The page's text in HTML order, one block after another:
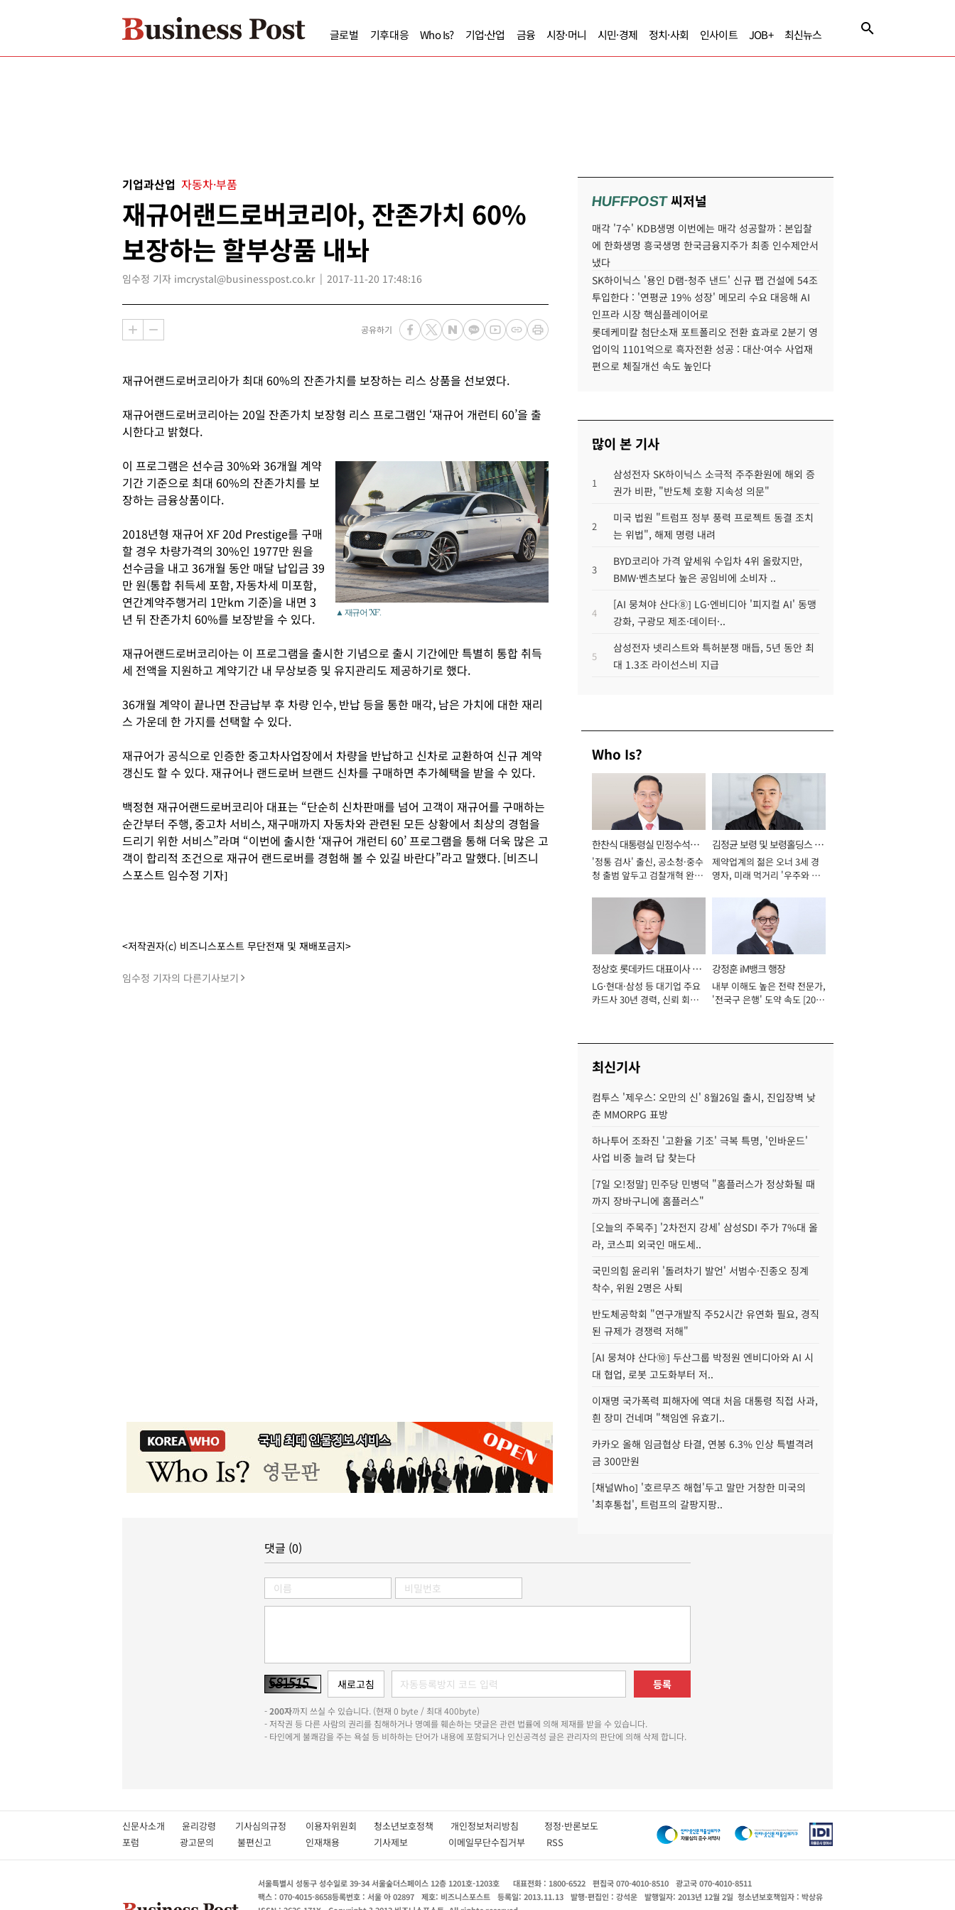
글로벌 기후대응 Who Is? 기업·산업 금융 시장·머니 시민·경제 정치·사회 인사이트 JOB+ 최신뉴스
기업과산업 자동차·부품
재규어랜드로버코리아, 잔존가치 60%
보장하는 할부상품 내놔
임수정 기자 imcrystal@businesspost.co.kr 2017-11-20 17:48:16
공유하기
재규어랜드로버코리아가 최대 60%의 잔존가치를 보장하는 리스 상품을 선보였다.
재규어랜드로버코리아는 20일 잔존가치 보장형 리스 프로그램인 ‘재규어 개런티 60’을 출
시한다고 밝혔다.
▲ 재규어 'XF'.
이 프로그램은 선수금 30%와 36개월 계약
기간 기준으로 최대 60%의 잔존가치를 보
장하는 금융상품이다.
2018년형 재규어 XF 20d Prestige를 구매
할 경우 차량가격의 30%인 1977만 원을
선수금을 내고 36개월 동안 매달 납입금 39
만 원(통합 취득세 포함, 자동차세 미포함,
연간계약주행거리 1만km 기준)을 내면 3
년 뒤 잔존가치 60%를 보장받을 수 있다.
재규어랜드로버코리아는 이 프로그램을 출시한 기념으로 출시 기간에만 특별히 통합 취득
세 전액을 지원하고 계약기간 내 무상보증 및 유지관리도 제공하기로 했다.
36개월 계약이 끝나면 잔금납부 후 차량 인수, 반납 등을 통한 매각, 남은 가치에 대한 재리
스 가운데 한 가지를 선택할 수 있다.
재규어가 공식으로 인증한 중고차사업장에서 차량을 반납하고 신차로 교환하여 신규 계약
갱신도 할 수 있다. 재규어나 랜드로버 브랜드 신차를 구매하면 추가혜택을 받을 수 있다.
백정현 재규어랜드로버코리아 대표는 “단순히 신차판매를 넘어 고객이 재규어를 구매하는
순간부터 주행, 중고차 서비스, 재구매까지 자동차와 관련된 모든 상황에서 최상의 경험을
드리기 위한 서비스”라며 “이번에 출시한 ‘재규어 개런티 60’ 프로그램을 통해 더욱 많은 고
객이 합리적 조건으로 재규어 랜드로버를 경험해 볼 수 있길 바란다”라고 말했다. [비즈니
스포스트 임수정 기자]
<저작권자(c) 비즈니스포스트 무단전재 및 재배포금지>
임수정 기자의 다른기사보기
HUFFPOST씨저널
매각 '7수' KDB생명 이번에는 매각 성공할까 : 본입찰
에 한화생명 흥국생명 한국금융지주가 최종 인수제안서
냈다
SK하이닉스 '용인 D램-청주 낸드' 신규 팹 건설에 54조
투입한다 : '연평균 19% 성장' 메모리 수요 대응해 AI
인프라 시장 핵심플레이어로
롯데케미칼 첨단소재 포트폴리오 전환 효과로 2분기 영
업이익 1101억으로 흑자전환 성공 : 대산·여수 사업재
편으로 체질개선 속도 높인다
많이 본 기사
1
삼성전자 SK하이닉스 소극적 주주환원에 해외 증
권가 비판, "반도체 호황 지속성 의문"
2
미국 법원 "트럼프 정부 풍력 프로젝트 동결 조치
는 위법", 해제 명령 내려
3
BYD코리아 가격 앞세워 수입차 4위 올랐지만,
BMW·벤츠보다 높은 공임비에 소비자 ..
4
[AI 뭉쳐야 산다⑧] LG·엔비디아 '피지컬 AI' 동맹
강화, 구광모 제조·데이터·..
5
삼성전자 넷리스트와 특허분쟁 매듭, 5년 동안 최
대 1.3조 라이선스비 지급
Who Is?
한찬식 대통령실 민정수석비
서관
'정통 검사' 출신, 공소청·중수
청 출범 앞두고 검찰개혁 완수
김정균 보령 및 보령홀딩스 대
표이사 사장
제약업계의 젊은 오너 3세 경
영자, 미래 먹거리 '우주와 헬
정상호 롯데카드 대표이사 사
장
LG·현대·삼성 등 대기업 주요
카드사 30년 경력, 신뢰 회복
강정훈 iM뱅크 행장
내부 이해도 높은 전략 전문가,
'전국구 은행' 도약 속도 [2026
최신기사
컴투스 '제우스: 오만의 신' 8월26일 출시, 진입장벽 낮
춘 MMORPG 표방
하나투어 조좌진 '고환율 기조' 극복 특명, '인바운드'
사업 비중 늘려 답 찾는다
[7일 오!정말] 민주당 민병덕 "홈플러스가 정상화될 때
까지 장바구니에 홈플러스"
[오늘의 주목주] '2차전지 강세' 삼성SDI 주가 7%대 올
라, 코스피 외국인 매도세..
국민의힘 윤리위 '돌려차기 발언' 서범수·진종오 징계
착수, 위원 2명은 사퇴
반도체공학회 "연구개발직 주52시간 유연화 필요, 경직
된 규제가 경쟁력 저해"
[AI 뭉쳐야 산다⑩] 두산그룹 박정원 엔비디아와 AI 시
대 협업, 로봇 고도화부터 저..
이재명 국가폭력 피해자에 역대 처음 대통령 직접 사과,
흰 장미 건네며 "책임엔 유효기..
카카오 올해 임금협상 타결, 연봉 6.3% 인상 특별격려
금 300만원
[채널Who] '호르무즈 해협'두고 말만 거창한 미국의
'최후통첩', 트럼프의 갈팡지팡..
댓글 (0)
등록
-200자까지 쓰실 수 있습니다. (현재 0 byte / 최대 400byte)
- 저작권 등 다른 사람의 권리를 침해하거나 명예를 훼손하는 댓글은 관련 법률에 의해 제재를 받을 수 있습니다.
- 타인에게 불쾌감을 주는 욕설 등 비하하는 단어가 내용에 포함되거나 인신공격성 글은 관리자의 판단에 의해 삭제 합니다.
신문사소개 윤리강령 기사심의규정 이용자위원회 청소년보호정책 개인정보처리방침 정정·반론보도
포럼
광고문의 불편신고 인재채용 기사제보 이메일무단수집거부 RSS
서울특별시 성동구 성수일로 39-34 서울숲더스페이스 12층 1201호-1203호 대표전화 : 1800-6522 편집국 070-4010-8510
광고국 070-4010-8511
팩스 : 070-4015-8658등록번호 : 서울 아 02897 제호: 비즈니스포스트 등록일: 2013.11.13 발행·편집인 : 강석운 발행일자: 2013년 12월 2일 청소년보호책임자 : 박상유